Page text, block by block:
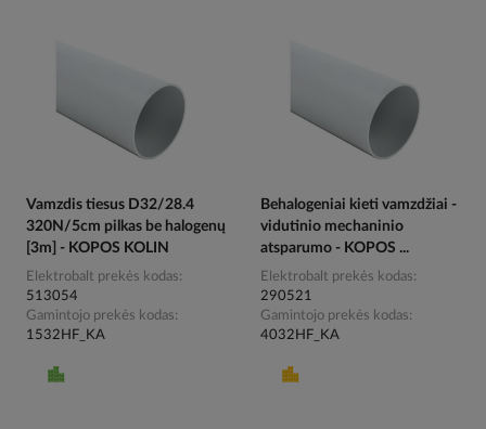
Vamzdis tiesus D32/28.4
320N/5cm pilkas be halogenų
[3m] - KOPOS KOLIN
Elektrobalt prekės kodas
513054
Gamintojo prekės kodas
1532HF_KA
Behalogeniai kieti vamzdžiai -
vidutinio mechaninio
atsparumo - KOPOS ...
Elektrobalt prekės kodas
290521
Gamintojo prekės kodas
4032HF_KA